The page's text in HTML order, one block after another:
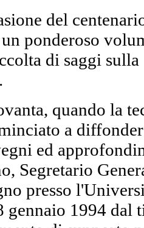
del
ponderoso
di saggi
quando la
a
ed
Segretario
presso
gennaio 1994